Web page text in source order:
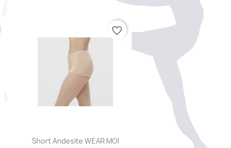
Aperçu rapide
Short Andesite WEAR MOI
favorite_border